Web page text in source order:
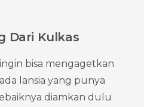
Dari Kulkas
bisa mengagetkan
lansia yang punya
diamkan dulu